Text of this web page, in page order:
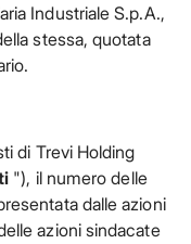
Industriale S.p.A.,
stessa, quotata
di Trevi Holding
"), il numero delle
dalle azioni
azioni sindacate